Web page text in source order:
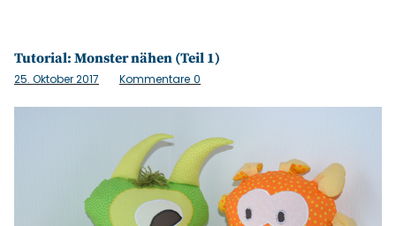
Tutorial: Monster nähen (Teil 1)
25. Oktober 2017 Kommentare 0